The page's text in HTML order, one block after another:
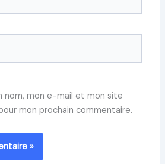
nom, mon e-mail et mon site
mon prochain commentaire.